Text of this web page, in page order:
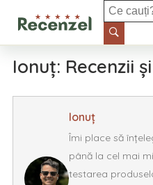
Casă și grădină
Electronice și IT
Îngrijire personală
Sport
Ionuț: Recenzii
Ionuț
Îmi place să
până la cel mai
testarea